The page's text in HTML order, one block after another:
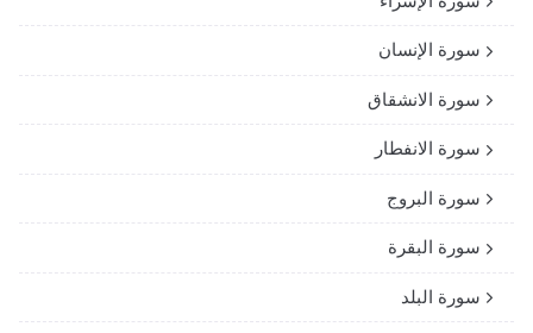
سورة الإنسان
سورة الانشقاق
سورة الانفطار
سورة البروج
سورة البقرة
سورة البلد